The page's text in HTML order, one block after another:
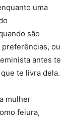
uma
são
ou
antes te
te livra dela.
mulher
feiura,